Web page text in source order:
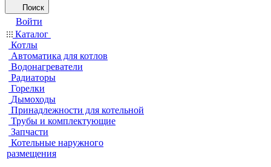
Поиск
Войти
Каталог
Котлы
Автоматика для котлов
Водонагреватели
Радиаторы
Горелки
Дымоходы
Принадлежности для котельной
Трубы и комплектующие
Запчасти
Котельные наружного
размещения